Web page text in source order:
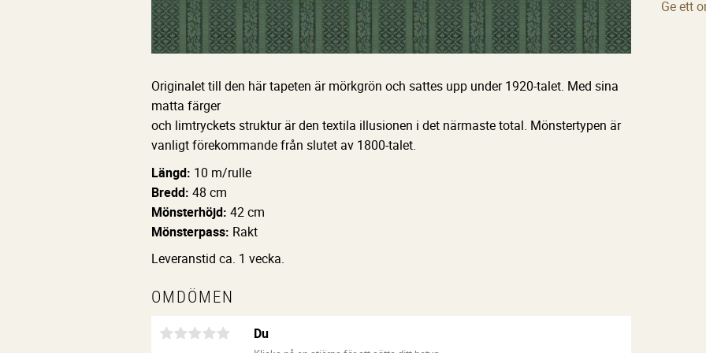
Ge ett
Originalet till den här tapeten är mörkgrön och sattes upp under 1920-talet. Med sina
matta färger
och limtryckets struktur är den textila illusionen i det närmaste total. Mönstertypen är
vanligt förekommande från slutet av 1800-talet.
Längd: 10 m/rulle
Bredd: 48 cm
Mönsterhöjd: 42 cm
Mönsterpass: Rakt
Leveranstid ca. 1 vecka.
OMDÖMEN
Du